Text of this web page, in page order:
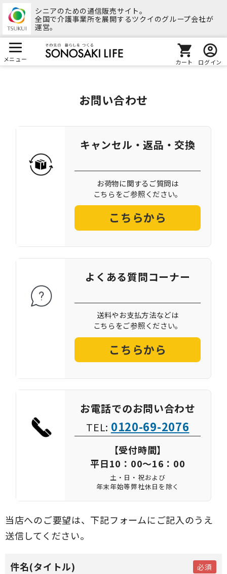
シニアのための通信販売サイト。
全国で介護事業所を展開するツクイのグループ会社が
運営。
メニュー カート ログイン
お問い合わせ
キャンセル・返品・交換
お荷物に関するご質問は
こちらをご参照ください。
こちらから
よくある質問コーナー
送料やお支払方法などは
こちらをご参照ください。
こちらから
お電話でのお問い合わせ
TEL: 0120-69-2076
【受付時間】
平日10：00～16：00
土・日・祝および
年末年始等弊社休日を除く
当店へのご要望は、下記フォームにご記入のうえ
送信してください。
件名(タイトル)